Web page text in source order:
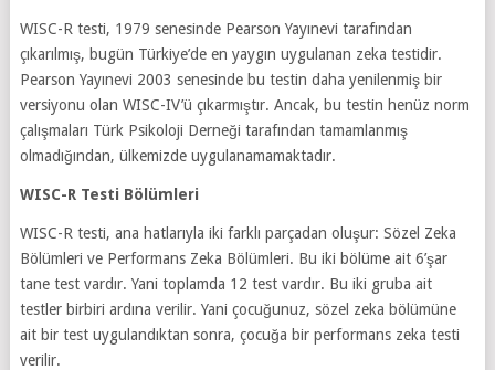
WISC-R testi, 1979 senesinde Pearson Yayınevi tarafından
çıkarılmış, bugün Türkiye’de en yaygın uygulanan zeka testidir.
Pearson Yayınevi 2003 senesinde bu testin daha yenilenmiş bir
versiyonu olan WISC-IV’ü çıkarmıştır. Ancak, bu testin henüz norm
çalışmaları Türk Psikoloji Derneği tarafından tamamlanmış
olmadığından, ülkemizde uygulanamamaktadır.
WISC-R Testi Bölümleri
WISC-R testi, ana hatlarıyla iki farklı parçadan oluşur: Sözel Zeka
Bölümleri ve Performans Zeka Bölümleri. Bu iki bölüme ait 6’şar
tane test vardır. Yani toplamda 12 test vardır. Bu iki gruba ait
testler birbiri ardına verilir. Yani çocuğunuz, sözel zeka bölümüne
ait bir test uygulandıktan sonra, çocuğa bir performans zeka testi
verilir.